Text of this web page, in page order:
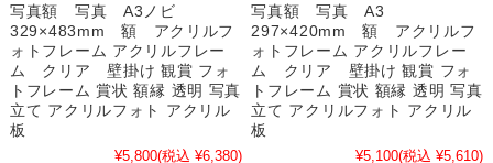
写真額 写真 A3ノビ
329×483mm 額 アクリルフ
ォトフレーム アクリルフレー
ム クリア 壁掛け 観賞 フォ
トフレーム 賞状 額縁 透明 写真
立て アクリルフォト アクリル
板
¥5,800(税込 ¥6,380)
写真額 写真 A3
297×420mm 額 アクリルフ
ォトフレーム アクリルフレー
ム クリア 壁掛け 観賞 フォ
トフレーム 賞状 額縁 透明 写真
立て アクリルフォト アクリル
板
¥5,100(税込 ¥5,610)